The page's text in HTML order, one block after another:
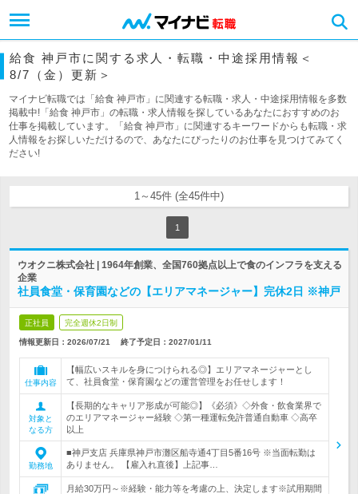
給食 神戸市に関する求人・転職・中途採用情報＜
8/7（金）更新＞
マイナビ転職では「給食 神戸市」に関連する転職・求人・中途採用情報を多数
掲載中!「給食 神戸市」の転職・求人情報を探しているあなたにおすすめのお
仕事を掲載しています。「給食 神戸市」に関連するキーワードからも転職・求
人情報をお探しいただけるので、あなたにぴったりのお仕事を見つけてみてく
ださい!
1～45件 (全45件中)
1
ウオクニ株式会社 | 1964年創業、全国760拠点以上で食のインフラを支える
企業
社員食堂・保育園などの【エリアマネージャー】完休2日 ※神戸
正社員 完全週休2日制
情報更新日：2026/07/21 終了予定日： 2027/01/11
仕事内容
【幅広いスキルを身につけられる◎】エリアマネージャーとし
て、社員食堂・保育園などの運営管理をお任せします！
対象と
なる方
【長期的なキャリア形成が可能◎】《必須》◇外食・飲食業界で
のエリアマネージャー経験 ◇第一種運転免許普通自動車 ◇高卒
以上
勤務地
■神戸支店 兵庫県神戸市灘区船寺通4丁目5番16号 ※当面転勤は
ありません。 【雇入れ直後】上記事…
月給30万円～※経験・能力等を考慮の上、決定します※試用期間